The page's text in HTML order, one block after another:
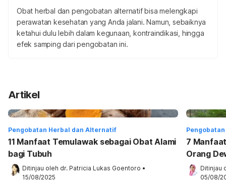
Obat herbal dan pengobatan alternatif bisa melengkapi
perawatan kesehatan yang Anda jalani. Namun, sebaiknya
ketahui dulu lebih dalam kegunaan, kontraindikasi, hingga
efek samping dari pengobatan ini.
Artikel
Pengobatan Herbal dan Alternatif
11 Manfaat Temulawak sebagai Obat Alami
bagi Tubuh
Ditinjau oleh dr. Patricia Lukas Goentoro •
15/08/2025
7
Orang
Ditinjau
05/08/